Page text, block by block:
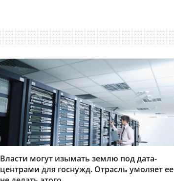
Власти могут изымать землю под дата-
центрами для госнужд. Отрасль умоляет ее